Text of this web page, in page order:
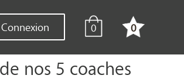
Connexion 0 0
nos 5 coaches